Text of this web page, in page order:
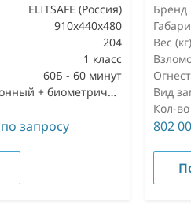
ELITSAFE (Россия)
910x440x480
204
1 класс
60Б - 60 минут
электронный + биометрический
запросу
Бренд
Вес (кг)
Вид
Кол-
802